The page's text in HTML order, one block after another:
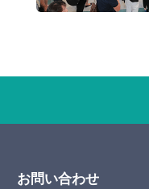
お問い合わせ